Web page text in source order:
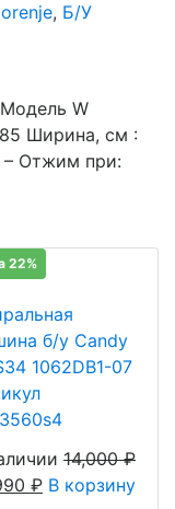
, Б/У
W
Ширина, см :
– Отжим при:
22%
б/у Candy
1062DB1-07
14,000₽
₽ В корзину